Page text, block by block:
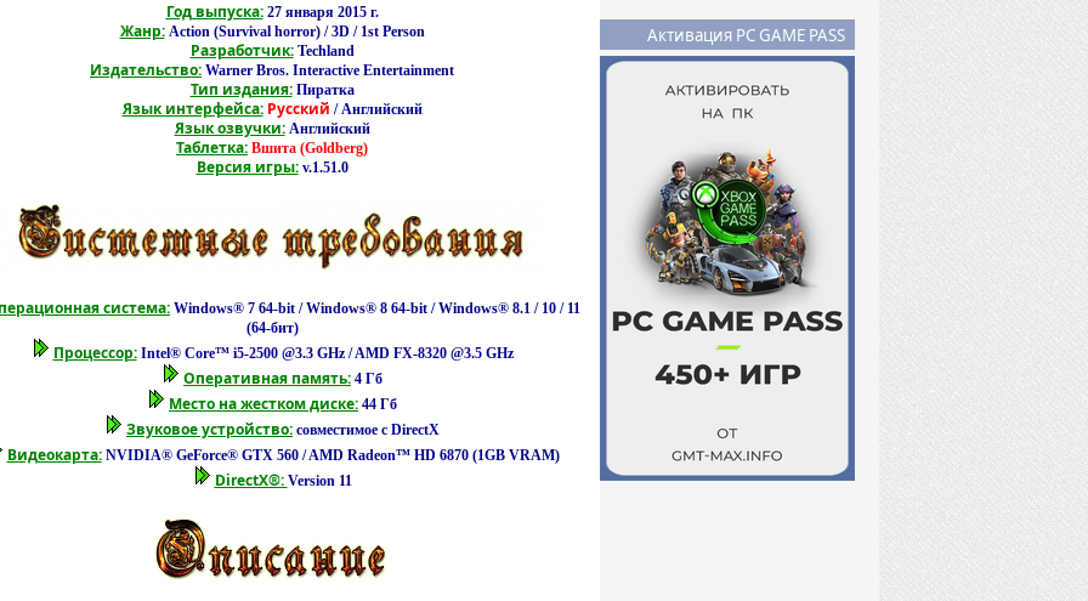
Активация PC GAME PASS
Год выпуска: 27 января 2015 г.
Жанр: Action (Survival horror) / 3D / 1st Person
Разработчик: Techland
Издательство: Warner Bros. Interactive Entertainment
Тип издания: Пиратка
Язык интерфейса: Русский / Английский
Язык озвучки: Английский
Таблетка: Вшита (Goldberg)
Версия игры: v.1.51.0
система: Windows® 7 64-bit / Windows® 8 64-bit / Windows® 8.1 / 10 / 11
(64-бит)
Процессор: Intel® Core™ i5-2500 @3.3 GHz / AMD FX-8320 @3.5 GHz
Оперативная память: 4 Гб
Место на жестком диске: 44 Гб
Звуковое устройство: совместимое с DirectX
Видеокарта: NVIDIA® GeForce® GTX 560 / AMD Radeon™ HD 6870 (1GB VRAM)
DirectX®: Version 11